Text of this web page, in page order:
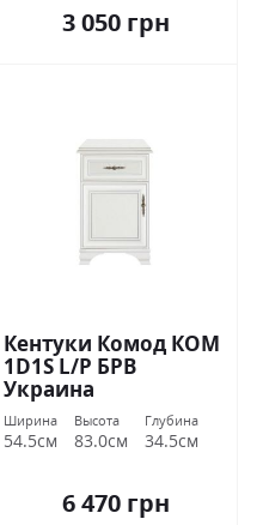
3 050 грн
Кентуки Комод КОМ
1D1S L/P БРВ
Украина
Ширина
54.5см
Высота
83.0см
Глубина
34.5см
6 470 грн